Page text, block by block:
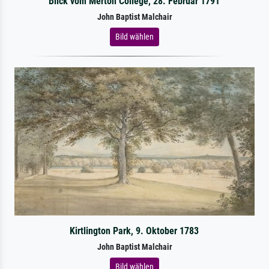
John Baptist Malchair
Bild wählen
Kirtlington Park, 9. Oktober 1783
John Baptist Malchair
Bild wählen